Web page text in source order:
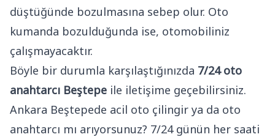
düştüğünde bozulmasına sebep olur. Oto
kumanda bozulduğunda ise, otomobiliniz
çalışmayacaktır.
Böyle bir durumla karşılaştığınızda 7/24 oto
anahtarcı Beştepe ile iletişime geçebilirsiniz.
Ankara Beştepede acil oto çilingir ya da oto
anahtarcı mı arıyorsunuz? 7/24 günün her saati